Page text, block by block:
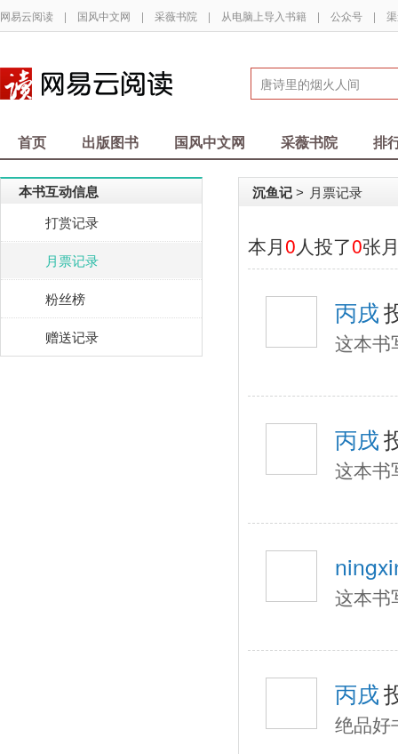
网易云阅读 | 国风中文网 | 采薇书院 | 从电脑上导入书籍 | 公众号 |
首页 出版图书 国风中文网 采薇书院 排
本书互动信息
打赏记录
月票记录
粉丝榜
赠送记录
沉鱼记 > 月票记录
本月0人投了0张
丙戌
这本书
丙戌
这本书
这本书
丙戌
绝品好